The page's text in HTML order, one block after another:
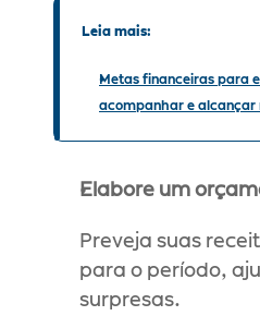
Leia mais:
Metas financeiras para
acompanhar e alcançar
Elabore um
Preveja suas
para o período,
surpresas.